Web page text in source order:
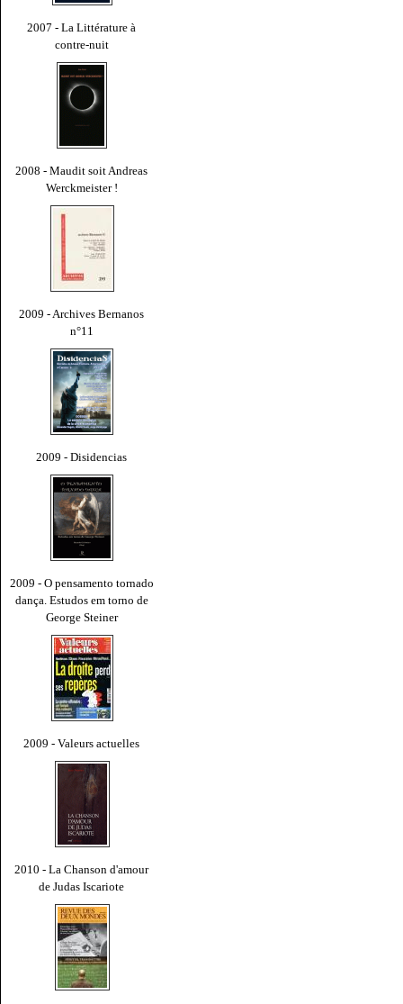
2007 - La Littérature à
contre-nuit
2008 - Maudit soit Andreas
Werckmeister !
2009 - Archives Bernanos
n°11
2009 - Disidencias
2009 - O pensamento tornado
dança. Estudos em torno de
George Steiner
2009 - Valeurs actuelles
2010 - La Chanson d'amour
de Judas Iscariote